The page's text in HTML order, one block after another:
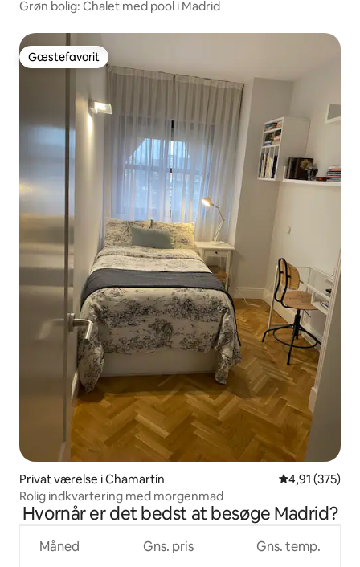
Grøn bolig: Chalet med pool i Madrid
Gæstefavorit
Gæstefavorit
Privat værelse i Chamartín 4,91 ud af 5 i
4,91 (375)
Rolig indkvartering med morgenmad
Hvornår er det bedst at besøge Madrid?
Måned Gns. pris Gns. temp.